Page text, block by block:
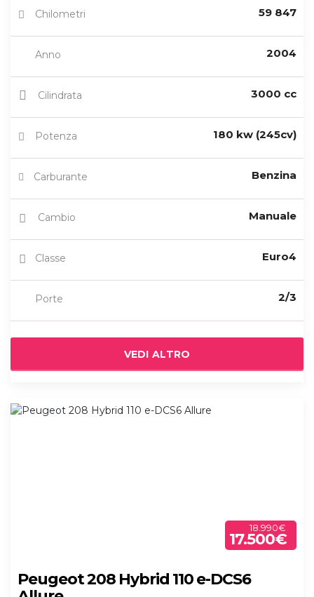
Chilometri 59 847
Anno 2004
Cilindrata 3000 cc
Potenza 180 kw (245cv)
Carburante Benzina
Cambio Manuale
Classe Euro4
Porte 2/3
VEDI ALTRO
18.990€
17.500€
Peugeot 208 Hybrid 110 e-DCS6